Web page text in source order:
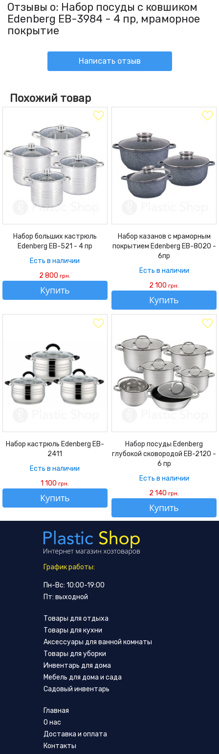
Отзывы о: Набор посуды с ковшиком
Edenberg EB-3984 - 4 пр, мраморное
покрытие
Написать отзыв
Похожий товар
Набор больших кастрюль
Edenberg EB-521 - 4 пр
Есть в наличии
2 800грн.
Купить
Набор казанов с мраморным
покрытием Edenberg EB-8020 -
6пр
Есть в наличии
2 100грн.
Купить
Набор кастрюль Edenberg EB-
2411
Есть в наличии
1 100грн.
Купить
Набор посуды Edenberg
глубокой сковородой EB-2120 -
6 пр
Есть в наличии
2 140грн.
Купить
График работы:
Пн-Вс: 10:00-19:00
Пт: выходной
Товары для отдыха
Товары для кухни
Аксессуары для ванной комнаты
Товары для уборки
Инвентарь для дома
Мебель для дома и сада
Садовый инвентарь
Главная
О нас
Доставка и оплата
Контакты